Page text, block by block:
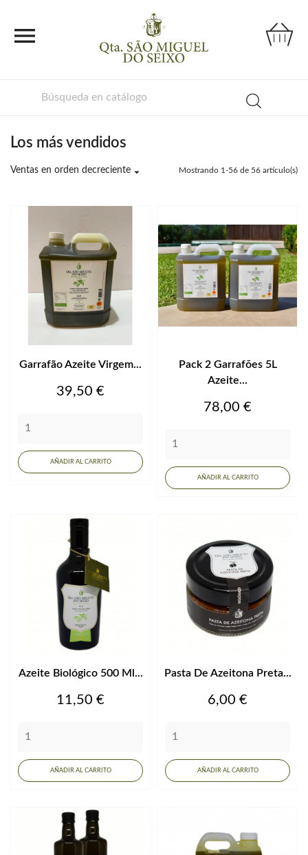

Los más vendidos
Ventas en orden decreciente  Mostrando 1-56 de 56 artículo(s)
Garrafão Azeite Virgem...
Precio
39,50 €
AÑADIR AL CARRITO
Pack 2 Garrafões 5L
Azeite...
Precio
78,00 €
AÑADIR AL CARRITO
Azeite Biológico 500 Ml...
Precio
11,50 €
AÑADIR AL CARRITO
Pasta De Azeitona Preta...
Precio
6,00 €
AÑADIR AL CARRITO